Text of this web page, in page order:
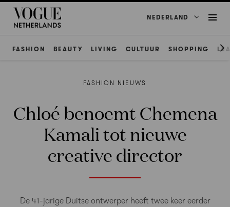
NEDERLAND
FASHION BEAUTY LIVING CULTUUR SHOPPING
FASHION NIEUWS
Chloé benoemt Chemena
Kamali tot nieuwe
creative director
De 41-jarige Duitse ontwerper heeft twee keer eerder